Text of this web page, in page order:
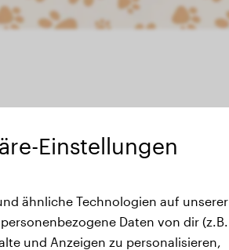
Einstellungen
ähnliche Technologien auf unserer
Daten von dir (z.B.
und Anzeigen zu personalisieren,